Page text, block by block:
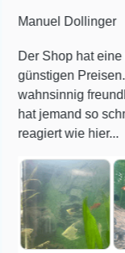
hat eine riesige
Preisen. Der
freundlich und
so schnell und
hier...